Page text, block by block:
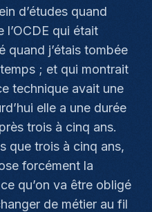
d’études quand
qui était
quand j’étais tombée
; et qui montrait
technique avait une
elle a une durée
trois à cinq ans.
que trois à cinq ans,
forcément la
qu’on va être obligé
de métier au fil